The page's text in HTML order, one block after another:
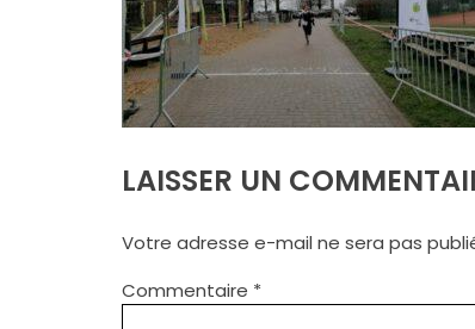
LAISSER UN
Votre adresse e-mail ne sera pas
Commentaire *